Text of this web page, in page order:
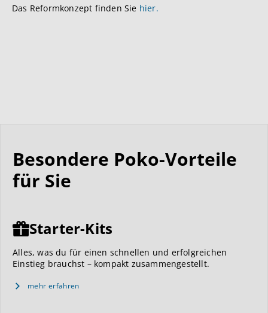
Das Reformkonzept finden Sie hier.
Besondere Poko-Vorteile
für Sie
Starter-Kits
Alles, was du für einen schnellen und erfolgreichen
Einstieg brauchst – kompakt zusammengestellt.
mehr erfahren